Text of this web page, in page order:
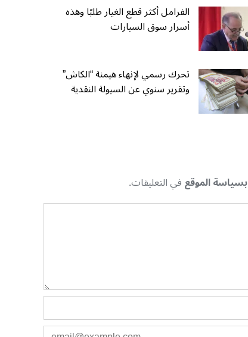
الفرامل أكثر قطع الغيار طلبًا وهذه
أسرار سوق السيارات
تحرك رسمي لإنهاء هيمنة “الكاش”
وتقرير سنوي عن السيولة النقدية
بسياسة الموقعفي التعليقات.